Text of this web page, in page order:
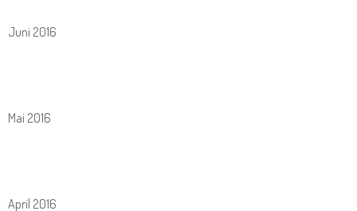
Juni 2016
Mai 2016
April 2016